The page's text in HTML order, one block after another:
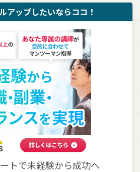
アップしたいならココ！
トで未経験から成功へ